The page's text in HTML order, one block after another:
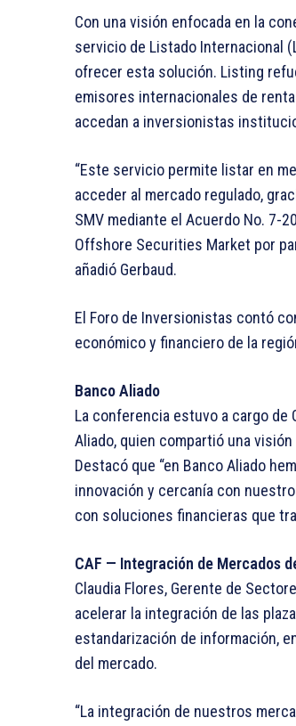
Con una visión enfocada en la
servicio de Listado Internacional
ofrecer esta solución. Listing
emisores internacionales de
accedan a inversionistas
“Este servicio permite listar en
acceder al mercado regulado,
SMV mediante el Acuerdo No. 7-
Offshore Securities Market por
añadió Gerbaud.
El Foro de Inversionistas contó
económico y financiero de la
Banco Aliado
La conferencia estuvo a cargo de
Aliado, quien compartió una
Destacó que “en Banco Aliado
innovación y cercanía con
con soluciones financieras que
CAF — Integración de Mercados
Claudia Flores, Gerente de
acelerar la integración de las
estandarización de información,
del mercado.
“La integración de nuestros